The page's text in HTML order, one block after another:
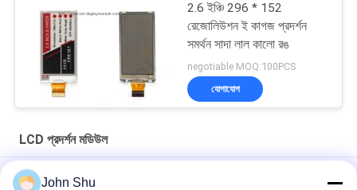
2.6 ইঞ্চি 296 * 152
রেজোলিউশন ই কাগজ প্রদর্শন
সমর্থন সাদা লাল কালো রঙ
negotiable MOQ:100PCS
যোগাযোগ
LCD প্রদর্শন মডিউল
রেজোলিউশন 192 এক্স 64 এলসিডি ডিসপ্লে মডিউল COG FSTN হলুদ সবুজ পরিবারের
John Shu